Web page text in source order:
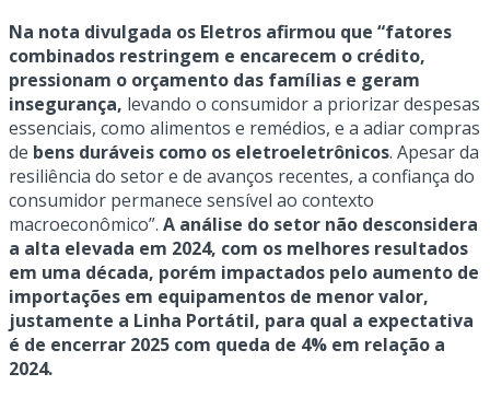
Na nota divulgada os Eletros afirmou que “fatores
combinados restringem e encarecem o crédito,
pressionam o orçamento das famílias e geram
insegurança, levando o consumidor a priorizar despesas
essenciais, como alimentos e remédios, e a adiar compras
de bens duráveis como os eletroeletrônicos. Apesar da
resiliência do setor e de avanços recentes, a confiança do
consumidor permanece sensível ao contexto
macroeconômico”. A análise do setor não desconsidera
a alta elevada em 2024, com os melhores resultados
em uma década, porém impactados pelo aumento de
importações em equipamentos de menor valor,
justamente a Linha Portátil, para qual a expectativa
é de encerrar 2025 com queda de 4% em relação a
2024.